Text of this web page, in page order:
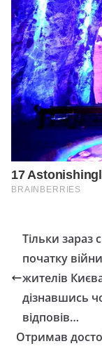
Тільки
початку
жителів
дізнавшись
відповів…
Отримав